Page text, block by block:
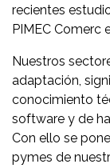
recientes
PIMEC Comerc
Nuestros
adaptación,
conocimiento
software y de
Con ello se
pymes de